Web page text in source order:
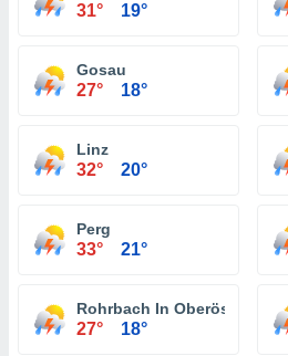
31° 19°
Gosau
27° 18°
Linz
32° 20°
Perg
33° 21°
Rohrbach In Oberösterreich
27° 18°